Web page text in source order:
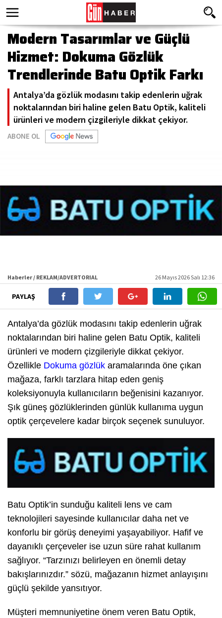
Modern Tasarımlar ve Güçlü
Hizmet: Dokuma Gözlük
Trendlerinde Batu Optik Farkı
Antalya’da gözlük modasını takip edenlerin uğrak
noktalarından biri haline gelen Batu Optik, kaliteli
ürünleri ve modern çizgileriyle dikkat çekiyor.
ABONE OL
Haberler / REKLAM/ADVERTORIAL 26 Mayıs 2026 Salı 12:36
PAYLAŞ
Antalya’da gözlük modasını takip edenlerin uğrak
noktalarından biri haline gelen Batu Optik, kaliteli
ürünleri ve modern çizgileriyle dikkat çekiyor.
Özellikle Dokuma gözlük aramalarında öne çıkan
mağaza, farklı tarzlara hitap eden geniş
koleksiyonuyla kullanıcıların beğenisini kazanıyor.
Şık güneş gözlüklerinden günlük kullanıma uygun
optik çerçevelere kadar birçok seçenek sunuluyor.
Batu Optik’in sunduğu kaliteli lens ve cam
teknolojileri sayesinde kullanıcılar daha net ve
konforlu bir görüş deneyimi yaşayabiliyor. Hafif ve
dayanıklı çerçeveler ise uzun süre rahat kullanım
sağlıyor. “Tarzınızı belirleyen en önemli detay
bakışlarınızdır.” sözü, mağazanın hizmet anlayışını
güçlü şekilde yansıtıyor.
Müşteri memnuniyetine önem veren Batu Optik,